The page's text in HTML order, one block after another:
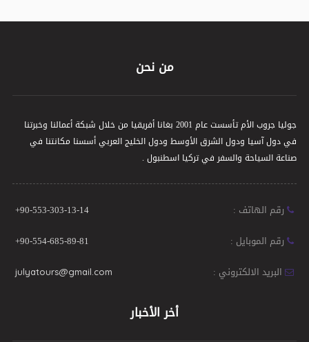
من نحن
جوليا جروب الأم تأسست عام 2001 بغانا أفريقيا من خلال شبكة أعمالنا وخبرتنا
في دول آسيا ودول الشرق الأوسط ودول الخليج العربي أسسنا مكانتنا في
صناعة السياحة والسفر في تركيا اسطنبول .
رقم الهاتف :
+90-553-303-13-14
رقم الموبايل :
+90-554-685-89-81
البريد الالكتروني :
julyatours@gmail.com
أخر الأخبار